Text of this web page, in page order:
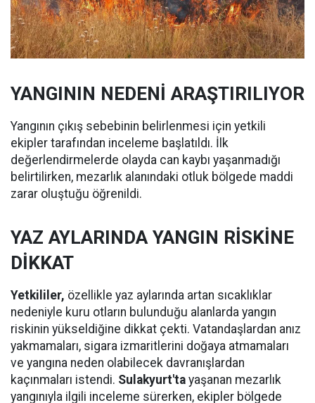
YANGININ NEDENİ ARAŞTIRILIYOR
Yangının çıkış sebebinin belirlenmesi için yetkili
ekipler tarafından inceleme başlatıldı. İlk
değerlendirmelerde olayda can kaybı yaşanmadığı
belirtilirken, mezarlık alanındaki otluk bölgede maddi
zarar oluştuğu öğrenildi.
YAZ AYLARINDA YANGIN RİSKİNE
DİKKAT
Yetkililer, özellikle yaz aylarında artan sıcaklıklar
nedeniyle kuru otların bulunduğu alanlarda yangın
riskinin yükseldiğine dikkat çekti. Vatandaşlardan anız
yakmamaları, sigara izmaritlerini doğaya atmamaları
ve yangına neden olabilecek davranışlardan
kaçınmaları istendi. Sulakyurt'ta yaşanan mezarlık
yangınıyla ilgili inceleme sürerken, ekipler bölgede